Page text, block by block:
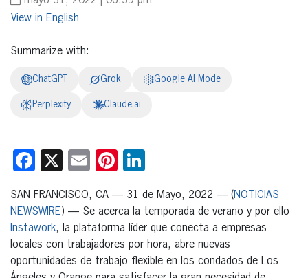
English
Summarize with:
ChatGPT Grok Google AI Mode
Perplexity Claude.ai
Facebook
X EmailPinterest
SAN FRANCISCO, CA — 31 de Mayo, 2022 — (NOTICIAS
NEWSWIRE) — Se acerca la temporada de verano y por ello
Instawork, la plataforma líder que conecta a empresas
locales con trabajadores por hora, abre nuevas
oportunidades de trabajo flexible en los condados de Los